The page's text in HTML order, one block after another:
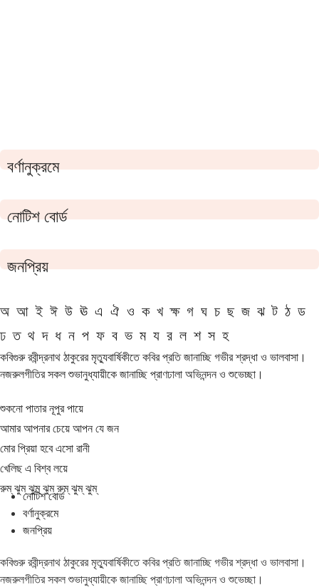
বর্ণানুক্রমে
নোটিশ বোর্ড
জনপ্রিয়
অ আ ই ঈ উ ঊ এ ঐ ও ক খ ক্ষ গ ঘ চ ছ জ ঝ ট ঠ ড
ঢ ত থ দ ধ ন প ফ ব ভ ম য র ল শ স হ
কবিগুরু রবীন্দ্রনাথ ঠাকুরের মৃত্যুবার্ষিকীতে কবির প্রতি জানাচ্ছি গভীর শ্রদ্ধা ও ভালবাসা।
নজরুলগীতির সকল শুভানুধ্যায়ীকে জানাচ্ছি প্রাণঢালা অভিনন্দন ও শুভেচ্ছা।
শুকনো পাতার নূপুর পায়ে
আমার আপনার চেয়ে আপন যে জন
মোর প্রিয়া হবে এসো রানী
খেলিছ এ বিশ্ব লয়ে
রুম্ ঝুম্ ঝুম্ ঝুম্ রুম্ ঝুম্ ঝুম্
নোটিশ বোর্ড
বর্ণানুক্রমে
জনপ্রিয়
কবিগুরু রবীন্দ্রনাথ ঠাকুরের মৃত্যুবার্ষিকীতে কবির প্রতি জানাচ্ছি গভীর শ্রদ্ধা ও ভালবাসা।
নজরুলগীতির সকল শুভানুধ্যায়ীকে জানাচ্ছি প্রাণঢালা অভিনন্দন ও শুভেচ্ছা।